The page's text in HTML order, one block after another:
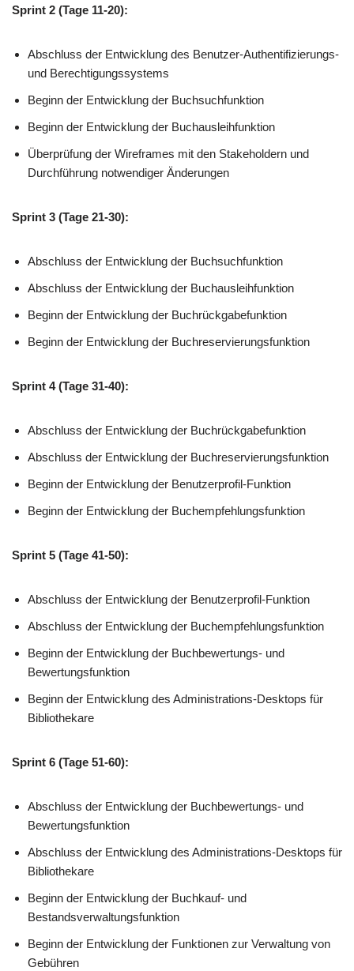
Sprint 2 (Tage 11-20):
Abschluss der Entwicklung des Benutzer-Authentifizierungs-
und Berechtigungssystems
Beginn der Entwicklung der Buchsuchfunktion
Beginn der Entwicklung der Buchausleihfunktion
Überprüfung der Wireframes mit den Stakeholdern und
Durchführung notwendiger Änderungen
Sprint 3 (Tage 21-30):
Abschluss der Entwicklung der Buchsuchfunktion
Abschluss der Entwicklung der Buchausleihfunktion
Beginn der Entwicklung der Buchrückgabefunktion
Beginn der Entwicklung der Buchreservierungsfunktion
Sprint 4 (Tage 31-40):
Abschluss der Entwicklung der Buchrückgabefunktion
Abschluss der Entwicklung der Buchreservierungsfunktion
Beginn der Entwicklung der Benutzerprofil-Funktion
Beginn der Entwicklung der Buchempfehlungsfunktion
Sprint 5 (Tage 41-50):
Abschluss der Entwicklung der Benutzerprofil-Funktion
Abschluss der Entwicklung der Buchempfehlungsfunktion
Beginn der Entwicklung der Buchbewertungs- und
Bewertungsfunktion
Beginn der Entwicklung des Administrations-Desktops für
Bibliothekare
Sprint 6 (Tage 51-60):
Abschluss der Entwicklung der Buchbewertungs- und
Bewertungsfunktion
Abschluss der Entwicklung des Administrations-Desktops für
Bibliothekare
Beginn der Entwicklung der Buchkauf- und
Bestandsverwaltungsfunktion
Beginn der Entwicklung der Funktionen zur Verwaltung von
Gebühren